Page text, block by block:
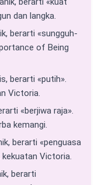
dan langka.
berarti «sungguh-
of Being
berarti «putih».
Victoria.
«berjiwa raja».
kemangi.
berarti «penguasa
Victoria.
berarti